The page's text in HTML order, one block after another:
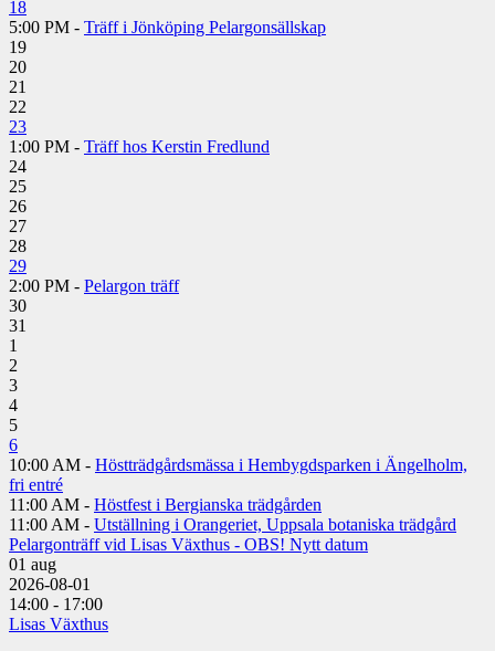
18
5:00 PM - Träff i Jönköping Pelargonsällskap
19
20
21
22
23
1:00 PM - Träff hos Kerstin Fredlund
24
25
26
27
28
29
2:00 PM - Pelargon träff
30
31
1
2
3
4
5
6
10:00 AM - Höstträdgårdsmässa i Hembygdsparken i Ängelholm,
fri entré
11:00 AM - Höstfest i Bergianska trädgården
11:00 AM - Utställning i Orangeriet, Uppsala botaniska trädgård
Pelargonträff vid Lisas Växthus - OBS! Nytt datum
01 aug
2026-08-01
14:00 - 17:00
Lisas Växthus